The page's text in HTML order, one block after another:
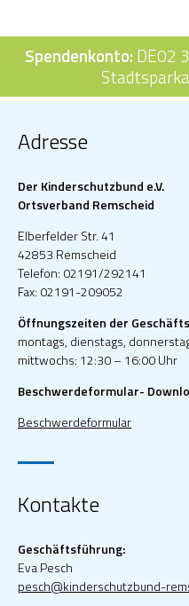
Spendenkonto: DE02
Adresse
Der Kinderschutzbund e.V.
Ortsverband Remscheid
Elberfelder Str. 41
42853 Remscheid
Telefon: 02191/292141
Fax: 02191-209052
Öffnungszeiten der
montags, dienstags,
mittwochs: 12:30 – 16:00 Uhr
Beschwerdeformular-
Beschwerdeformular
Kontakte
Geschäftsführung:
Eva Pesch
pesch@kinderschutzbund-